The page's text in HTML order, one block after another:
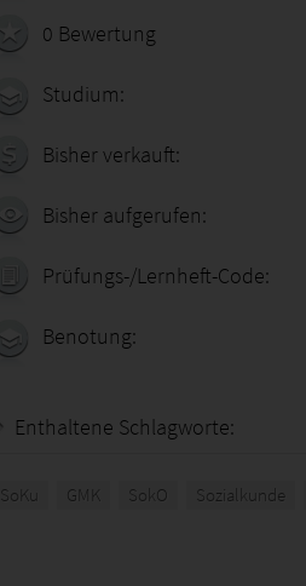
0 Bewertung
Studium:
Bisher verkauft:
Bisher aufgerufen:
Prüfungs-/Lernheft-Code:
Benotung:
Enthaltene Schlagworte:
SoKu GMK SokO Sozialkunde